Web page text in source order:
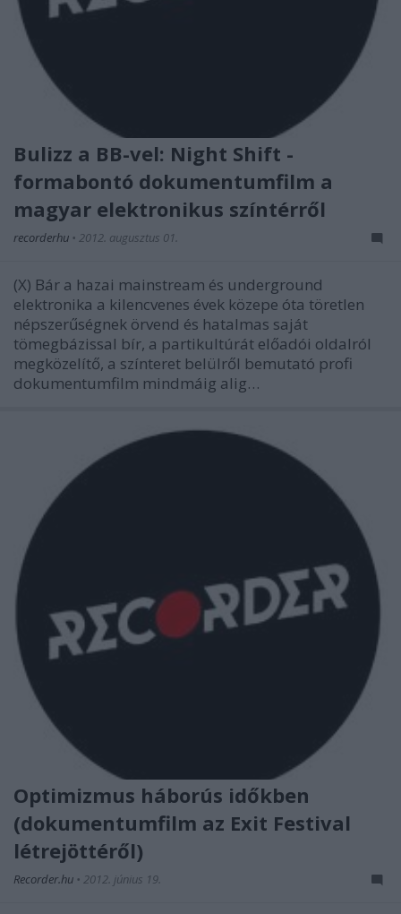
Bulizz a BB-vel: Night Shift -
formabontó dokumentumfilm a
magyar elektronikus színtérről
recorderhu • 2012. augusztus 01.
(X) Bár a hazai mainstream és underground
elektronika a kilencvenes évek közepe óta töretlen
népszerűségnek örvend és hatalmas saját
tömegbázissal bír, a partikultúrát előadói oldalról
megközelítő, a színteret belülről bemutató profi
dokumentumfilm mindmáig alig…
Optimizmus háborús időkben
(dokumentumfilm az Exit Festival
létrejöttéről)
Recorder.hu • 2012. június 19.